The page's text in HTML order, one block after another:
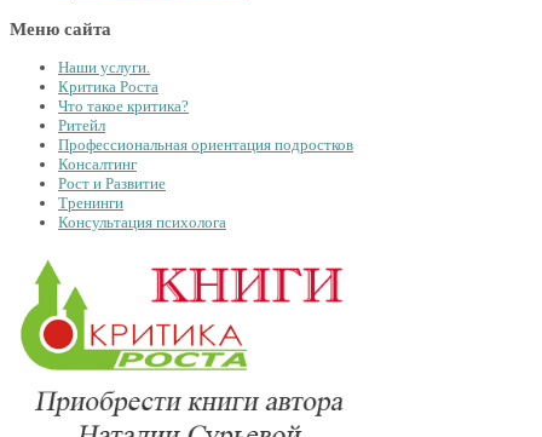
Меню сайта
Наши услуги.
Критика Роста
Что такое критика?
Ритейл
Профессиональная ориентация подростков
Консалтинг
Рост и Развитие
Тренинги
Консультация психолога